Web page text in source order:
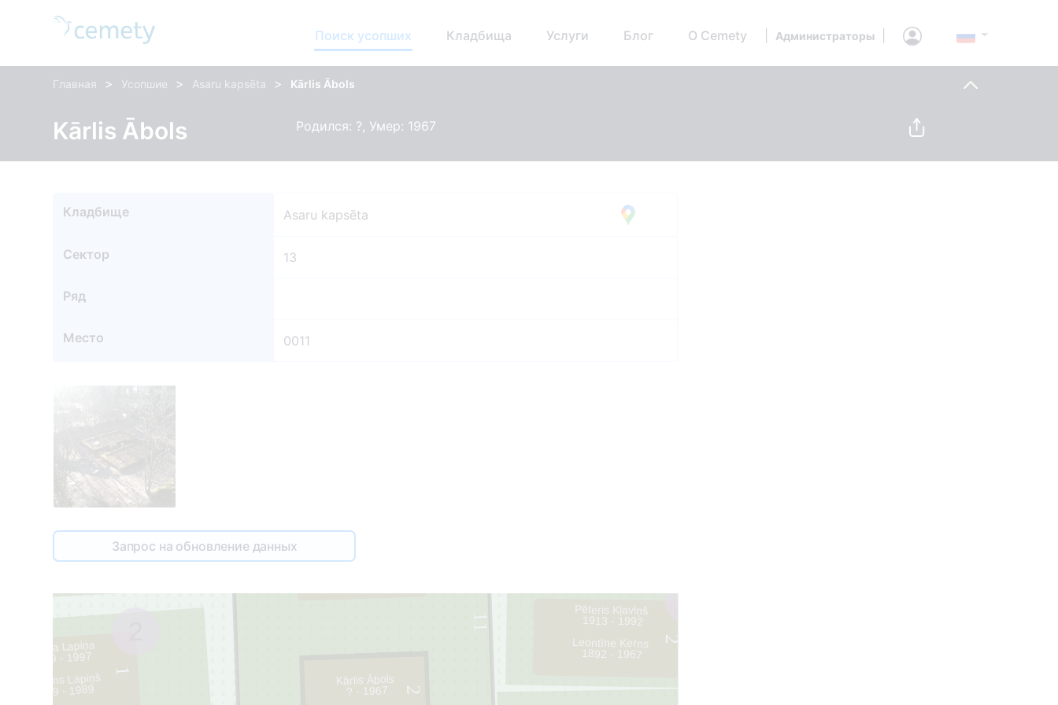
Поиск усопших Кладбища Услуги Блог О Cemety Администраторы
Главная > Усопшие > Asaru kapsēta > Kārlis Ābols
Kārlis Ābols Родился: ?, Умер: 1967
Кладбище Asaru kapsēta
Сектор 13
Ряд
Место 0011
Запрос на обновление данных
11
1
2
2
Karlīna Lapiņa
1899 - 1997
Vilhelms Lapiņš
1909 - 1989
Kārlis Ābols
? - 1967
Pēteris Kļaviņš
1913 - 1992
Leontīne Kerns
1892 - 1967